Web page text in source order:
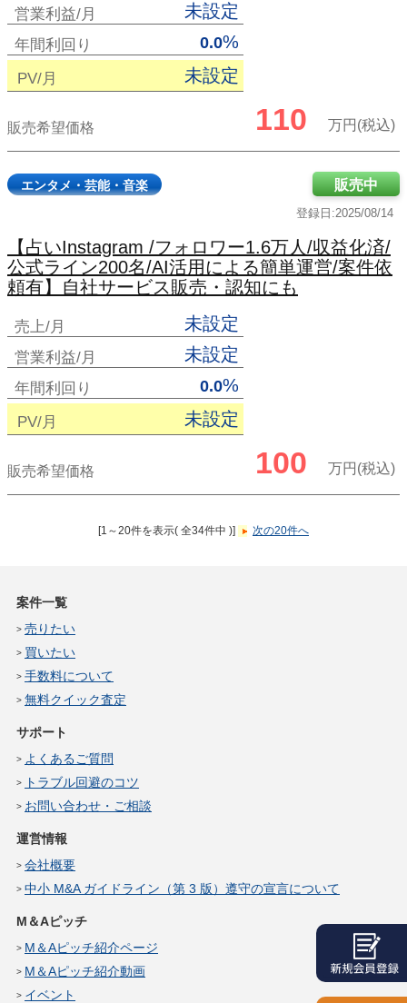
営業利益/月 未設定
年間利回り 0.0%
PV/月 未設定
販売希望価格 110 万円(税込)
エンタメ・芸能・音楽
登録日:2025/08/14
販売中
【占いInstagram /フォロワー1.6万人/収益化済/
公式ライン200名/AI活用による簡単運営/案件依
頼有】自社サービス販売・認知にも
売上/月 未設定
営業利益/月 未設定
年間利回り 0.0%
PV/月 未設定
販売希望価格 100 万円(税込)
[1～20件を表示( 全34件中 )] 次の20件へ
案件一覧
売りたい
買いたい
手数料について
無料クイック査定
サポート
よくあるご質問
トラブル回避のコツ
お問い合わせ・ご相談
運営情報
会社概要
中小 M&A ガイドライン（第 3 版）遵守の宣言について
M＆Aピッチ
M＆Aピッチ紹介ページ
M＆Aピッチ紹介動画
イベント